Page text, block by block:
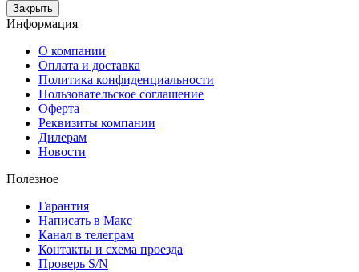
Закрыть
Информация
О компании
Оплата и доставка
Политика конфиденциальности
Пользовательское соглашение
Оферта
Реквизиты компании
Дилерам
Новости
Полезное
Гарантия
Написать в Макс
Канал в телеграм
Контакты и схема проезда
Проверь S/N